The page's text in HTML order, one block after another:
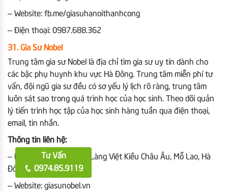
– Website: fb.me/giasuhanoithanhcong
– Điện thoại: 0987.688.362
31. Gia Sư Nobel
Trung tâm gia sư Nobel là địa chỉ tìm gia sư uy tín dành cho
các bậc phụ huynh khu vực Hà Đông. Trung tâm miễn phí tư
vấn, đội ngũ gia sư đều có sơ yếu lý lịch rõ ràng, trung tâm
luôn sát sao trong quá trình học của học sinh. Theo dõi quản
lý tiến trình học tập của học sinh hàng tuần qua điện thoại,
email, tin nhắn.
Thông tin liên hệ:
– Địa chỉ: TSQ Euroland, Làng Việt Kiều Châu Âu, Mỗ Lao, Hà
Đông
– Website: giasunobel.vn
Tư Vấn
0974.85.9119